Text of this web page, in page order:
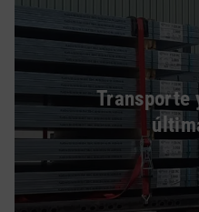
Transporte